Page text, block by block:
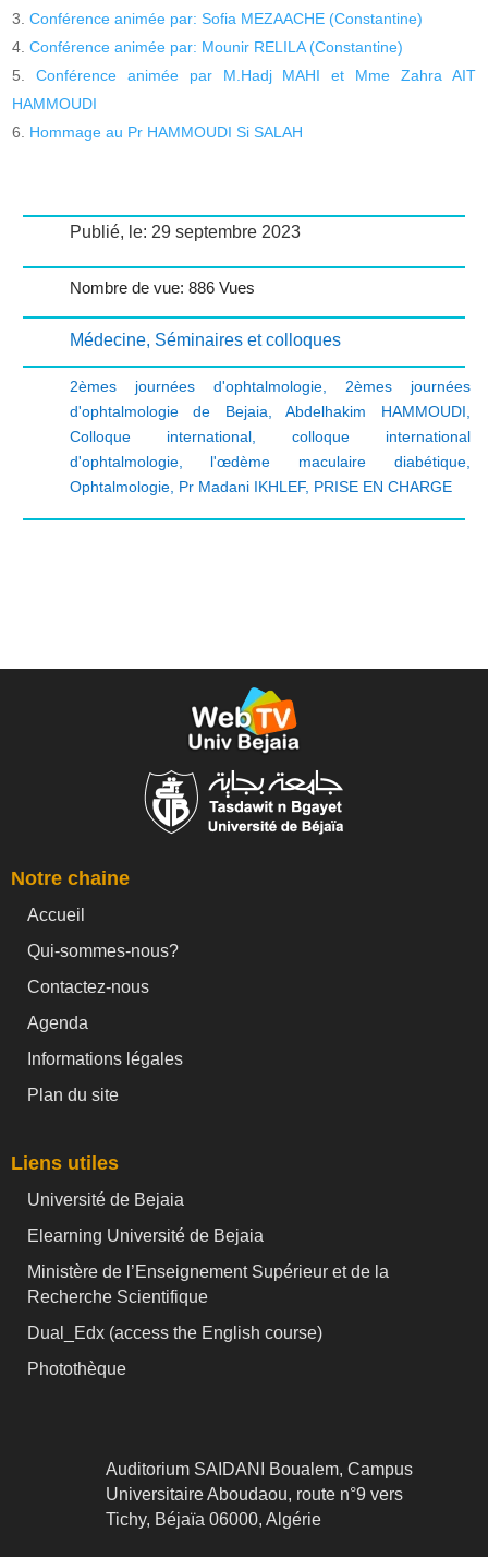
Conférence animée par: Sofia MEZAACHE (Constantine)
Conférence animée par: Mounir RELILA (Constantine)
Conférence animée par M.Hadj MAHI et Mme Zahra AIT
HAMMOUDI
Hommage au Pr HAMMOUDI Si SALAH
Publié, le: 29 septembre 2023
Nombre de vue: 886 Vues
Médecine, Séminaires et colloques
2èmes journées d'ophtalmologie, 2èmes journées
d'ophtalmologie de Bejaia
Abdelhakim HAMMOUDI
Colloque international, colloque international
d'ophtalmologie, l'œdème maculaire diabétique,
Ophtalmologie, Pr Madani IKHLEF, PRISE EN CHARGE
Notre chaine
Accueil
Qui-sommes-nous?
Contactez-nous
Agenda
Informations légales
Plan du site
Liens utiles
Université de Bejaia
Elearning Université de Bejaia
Ministère de l’Enseignement Supérieur et de la
Recherche Scientifique
Dual_Edx (access the English course)
Photothèque
Auditorium SAIDANI Boualem, Campus
Universitaire Aboudaou, route n°9 vers
Tichy, Béjaïa 06000, Algérie